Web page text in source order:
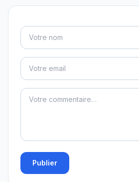
Publier